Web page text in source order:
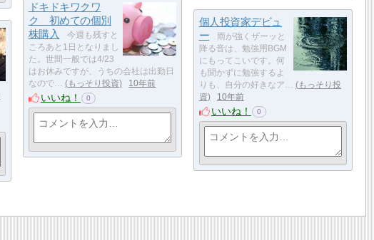
ドキドキワクワ
ク 初めての個別
株購入
今週も残すと
ころあと1日となりまし
た。世間一般では4/23
はお休みですが、うちの会社は出勤日
なので…
もっそり投資 10年前
いいね！ 0
個人投資家デビュ
ー
雨が強くザーッと
降る音は、勉強用BGM
にもってこいです。何
も聞かずに勉強するよ
りも、自分の好きなア…
もっそり投
資
10年前
いいね！ 0